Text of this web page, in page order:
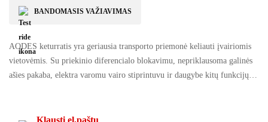
BANDOMASIS VAŽIAVIMAS
AODES keturratis yra geriausia transporto priemonė keliauti įvairiomis
vietovėmis. Su priekinio diferencialo blokavimu, nepriklausoma galinės
ašies pakaba, elektra varomu vairo stiprintuvu ir daugybe kitų funkcijų
Klausti el.paštu